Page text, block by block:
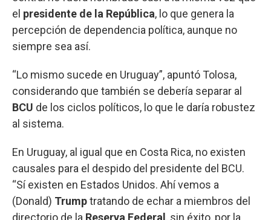
el presidente de la República, lo que genera la
percepción de dependencia política, aunque no
siempre sea así.
“Lo mismo sucede en Uruguay”, apuntó Tolosa,
considerando que también se debería separar al
BCU de los ciclos políticos, lo que le daría robustez
al sistema.
En Uruguay, al igual que en Costa Rica, no existen
causales para el despido del presidente del BCU.
“Sí existen en Estados Unidos. Ahí vemos a
(Donald) Trumptratando de echar a miembros del
directorio de la Reserva Federal , sin éxito, por la